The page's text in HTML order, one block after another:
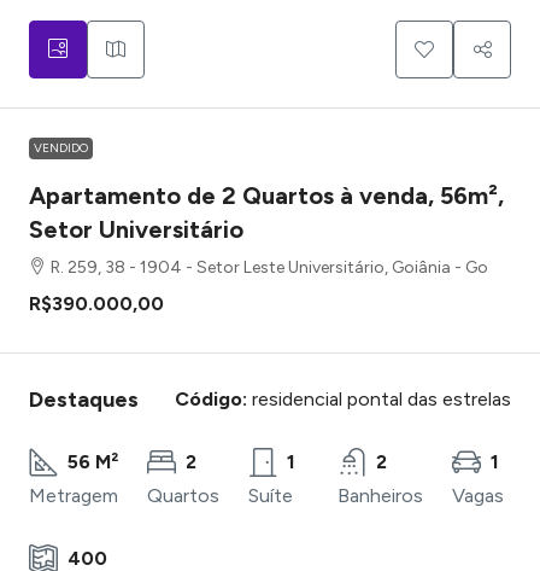
VENDIDO
Apartamento de 2 Quartos à venda, 56m²,
Setor Universitário
R. 259, 38 - 1904 - Setor Leste Universitário, Goiânia - Go
R$390.000,00
Destaques Código: residencial pontal das estrelas
56 M²
Metragem
2
Quartos
1
Suíte
2
Banheiros
1
Vagas
400